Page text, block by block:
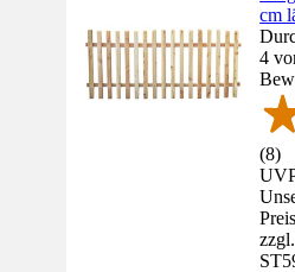
cm
4
(8)
ST